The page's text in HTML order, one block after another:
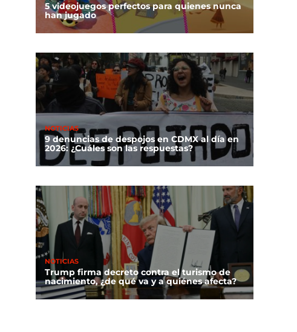
5 videojuegos perfectos para quienes nunca
han jugado
NOTICIAS
9 denuncias de despojos en CDMX al día en
2026: ¿Cuáles son las respuestas?
NOTICIAS
Trump firma decreto contra el turismo de
nacimiento, ¿de qué va y a quiénes afecta?